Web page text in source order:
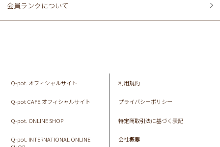
会員ランクについて
Q-pot. オフィシャルサイト
Q-pot CAFE.オフィシャルサイト
Q-pot. ONLINE SHOP
Q-pot. INTERNATIONAL ONLINE
利用規約
プライバシーポリシー
特定商取引法に基づく表記
会社概要